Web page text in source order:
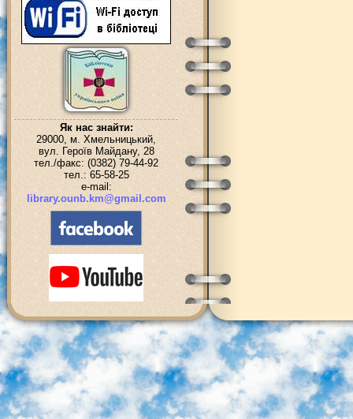
Як нас знайти:
29000, м. Хмельницький,
вул. Героїв Майдану, 28
тел./факс: (0382) 79-44-92
тел.: 65-58-25
e-mail:
library.ounb.km@gmail.com